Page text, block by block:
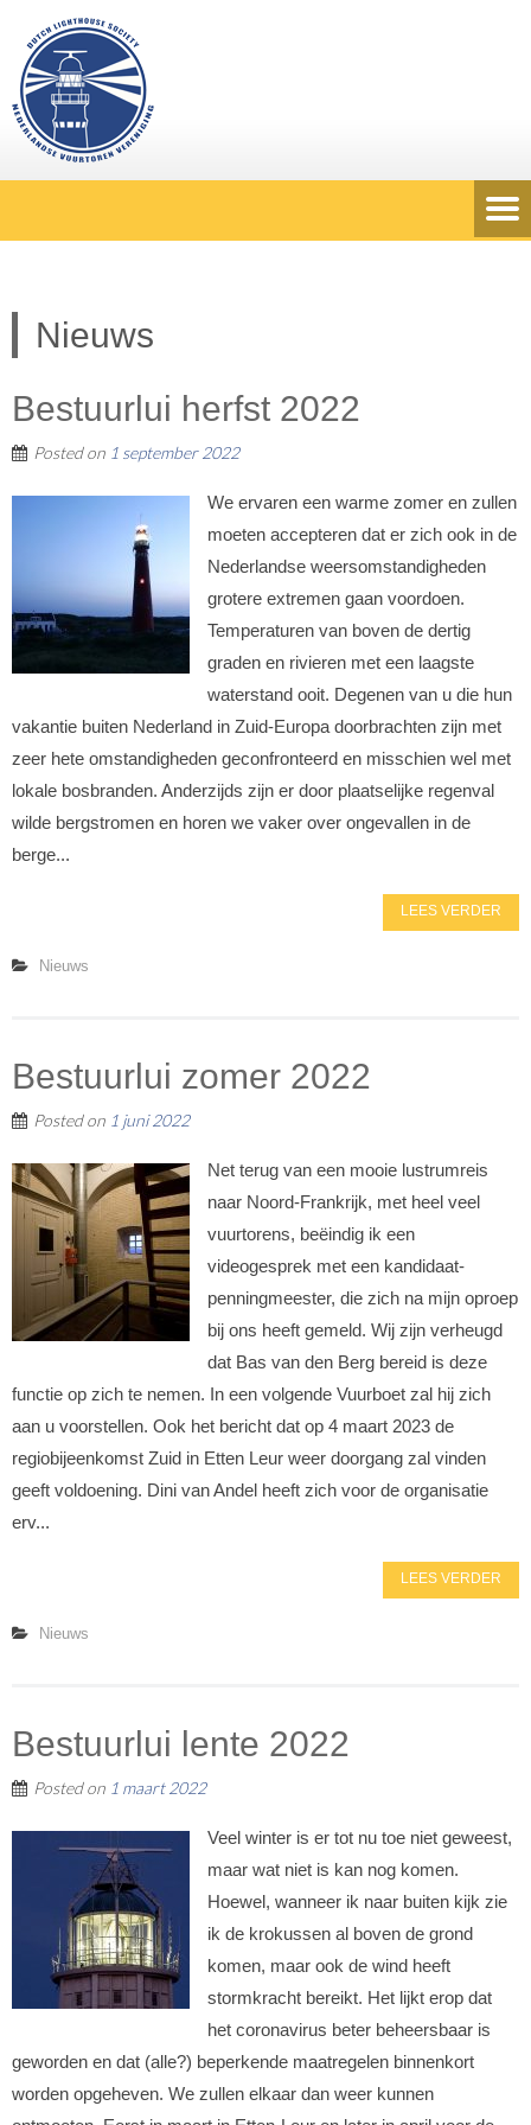
Nieuws
Bestuurlui herfst 2022
Posted on 1 september 2022
We ervaren een warme zomer en zullen
moeten accepteren dat er zich ook in de
Nederlandse weersomstandigheden
grotere extremen gaan voordoen.
Temperaturen van boven de dertig
graden en rivieren met een laagste
waterstand ooit. Degenen van u die hun
vakantie buiten Nederland in Zuid-Europa doorbrachten zijn met
zeer hete omstandigheden geconfronteerd en misschien wel met
lokale bosbranden. Anderzijds zijn er door plaatselijke regenval
wilde bergstromen en horen we vaker over ongevallen in de
berge...
LEES VERDER
Nieuws
Bestuurlui zomer 2022
Posted on 1 juni 2022
Net terug van een mooie lustrumreis
naar Noord-Frankrijk, met heel veel
vuurtorens, beëindig ik een
videogesprek met een kandidaat-
penningmeester, die zich na mijn oproep
bij ons heeft gemeld. Wij zijn verheugd
dat Bas van den Berg bereid is deze
functie op zich te nemen. In een volgende Vuurboet zal hij zich
aan u voorstellen. Ook het bericht dat op 4 maart 2023 de
regiobijeenkomst Zuid in Etten Leur weer doorgang zal vinden
geeft voldoening. Dini van Andel heeft zich voor de organisatie
erv...
LEES VERDER
Nieuws
Bestuurlui lente 2022
Posted on 1 maart 2022
Veel winter is er tot nu toe niet geweest,
maar wat niet is kan nog komen.
Hoewel, wanneer ik naar buiten kijk zie
ik de krokussen al boven de grond
komen, maar ook de wind heeft
stormkracht bereikt. Het lijkt erop dat
het coronavirus beter beheersbaar is
geworden en dat (alle?) beperkende maatregelen binnenkort
worden opgeheven. We zullen elkaar dan weer kunnen